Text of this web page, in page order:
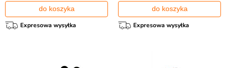
do koszyka
Expresowa wysyłka
do koszyka
Expresowa wysyłka